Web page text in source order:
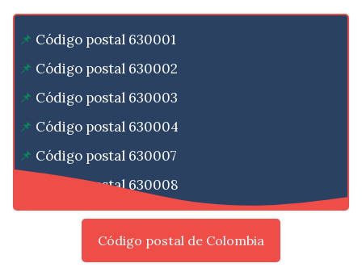
Código postal 630001
Código postal 630002
Código postal 630003
Código postal 630004
Código postal 630007
Código postal 630008
Código postal de Colombia